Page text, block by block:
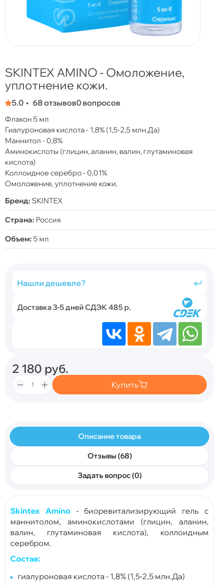
SKINTEX AMINO - Омоложение,
уплотнение кожи.
5.0 68 отзывов0 вопросов
Флакон 5 мл
Гиалуроновая кислота - 1,8% (1,5-2,5 млн.Да)
Маннитол - 0,8%
Аминокислоты (глицин, аланин, валин, глутаминовая
кислота)
Коллоидное серебро - 0,01%
Омоложение, уплотнение кожи.
Бренд: SKINTEX
Страна: Россия
Объем: 5 мл
Нашли дешевле?
Доставка 3-5 дней СДЭК 485 р.
2 180 руб.
Купить
Описание товара
Отзывы (68)
Задать вопрос (0)
Skintex Amino- биоревитализирующий гель с
маннитолом, аминокислотами (глицин, аланин,
валин, глутаминовая кислота), коллоидным
серебром.
Состав:
гиалуроновая кислота - 1,8% (1,5-2,5 млн.Да)